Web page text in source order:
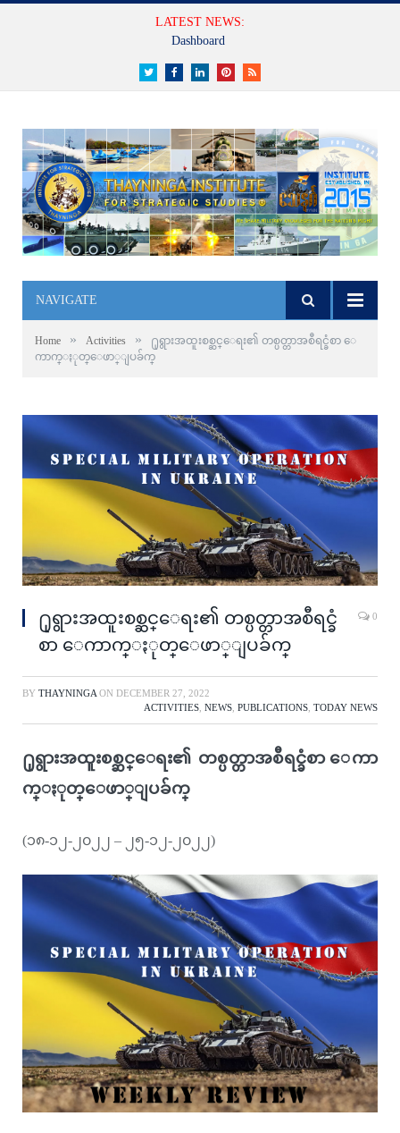
LATEST NEWS:
Dashboard
TwitterFacebookLinkedInPinterestRSS
NAVIGATE
Home » Activities »
႐ုရွားအထူးစစ္ဆင္ေရး၏ တစ္ပတ္တာအစီရင္ခံစာ ေ
ကာက္ႏုတ္ေဖာ္ျပခ်က္
႐ုရွားအထူးစစ္ဆင္ေရး၏ တစ္ပတ္တာအစီရင္ခံ
စာ ေကာက္ႏုတ္ေဖာ္ျပခ်က္
0
BY THAYNINGA ON DECEMBER 27, 2022
ACTIVITIES NEWS PUBLICATIONS TODAY NEWS
႐ုရွားအထူးစစ္ဆင္ေရး၏ တစ္ပတ္တာအစီရင္ခံစာ ေကာ
က္ႏုတ္ေဖာ္ျပခ်က္
(၁၈-၁၂-၂၀၂၂ – ၂၅-၁၂-၂၀၂၂)